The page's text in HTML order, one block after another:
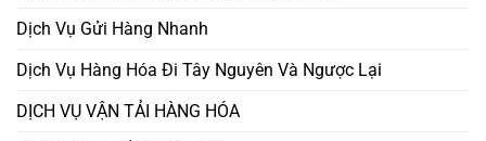
Dịch Vụ Gửi Hàng Nhanh
Dịch Vụ Hàng Hóa Đi Tây Nguyên Và Ngược Lại
DỊCH VỤ VẬN TẢI HÀNG HÓA